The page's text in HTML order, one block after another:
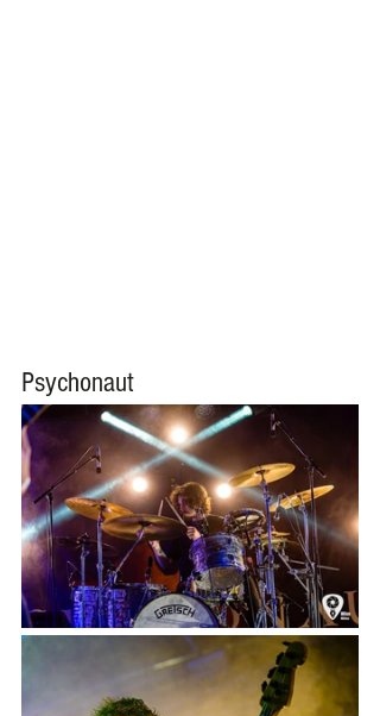
Psychonaut